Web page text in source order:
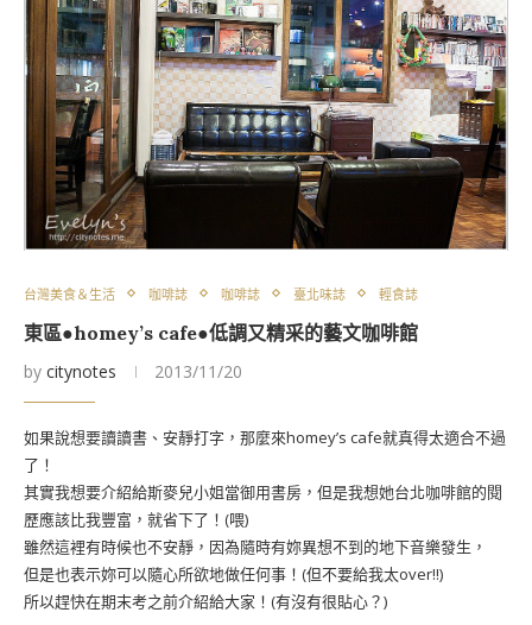
台灣美食＆生活 咖啡誌 咖啡誌 臺北味誌 輕食誌
東區●homey’s cafe●低調又精采的藝文咖啡館
by citynotes 2013/11/20
如果說想要讀讀書、安靜打字，那麼來homey’s cafe就真得太適合不過
了！
其實我想要介紹給斯麥兒小姐當御用書房，但是我想她台北咖啡館的閱
歷應該比我豐富，就省下了！(喂)
雖然這裡有時候也不安靜，因為隨時有妳異想不到的地下音樂發生，
但是也表示妳可以隨心所欲地做任何事！(但不要給我太over!!)
所以趕快在期末考之前介紹給大家！(有沒有很貼心？)